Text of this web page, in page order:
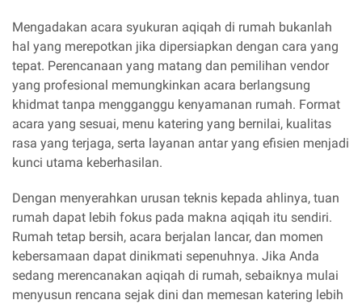
Mengadakan acara syukuran aqiqah di rumah bukanlah
hal yang merepotkan jika dipersiapkan dengan cara yang
tepat. Perencanaan yang matang dan pemilihan vendor
yang profesional memungkinkan acara berlangsung
khidmat tanpa mengganggu kenyamanan rumah. Format
acara yang sesuai, menu katering yang bernilai, kualitas
rasa yang terjaga, serta layanan antar yang efisien menjadi
kunci utama keberhasilan.
Dengan menyerahkan urusan teknis kepada ahlinya, tuan
rumah dapat lebih fokus pada makna aqiqah itu sendiri.
Rumah tetap bersih, acara berjalan lancar, dan momen
kebersamaan dapat dinikmati sepenuhnya. Jika Anda
sedang merencanakan aqiqah di rumah, sebaiknya mulai
menyusun rencana sejak dini dan memesan katering lebih